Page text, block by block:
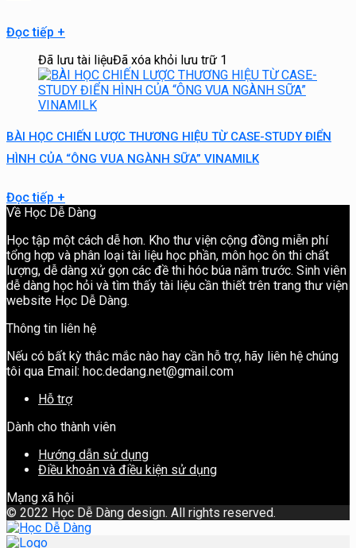
Đọc tiếp +
Đã lưu tài liệuĐã xóa khỏi lưu trữ 1
BÀI HỌC CHIẾN LƯỢC THƯƠNG HIỆU TỪ CASE-STUDY ĐIỂN
HÌNH CỦA “ÔNG VUA NGÀNH SỮA” VINAMILK
Đọc tiếp +
Về Học Dễ Dàng
Học tập một cách dễ hơn. Kho thư viện cộng đồng miễn phí
tổng hợp và phân loại tài liệu học phần, môn học ôn thi chất
lượng, dễ dàng xử gọn các đề thi hóc búa năm trước. Sinh viên
dễ dàng học hỏi và tìm thấy tài liệu cần thiết trên trang thư viện
website Học Dễ Dàng.
Thông tin liên hệ
Nếu có bất kỳ thắc mắc nào hay cần hỗ trợ, hãy liên hệ chúng
tôi qua Email: hoc.dedang.net@gmail.com
Hỗ trợ
Dành cho thành viên
Hướng dẫn sử dụng
Điều khoản và điều kiện sử dụng
Mạng xã hội
© 2022 Học Dễ Dàng design. All rights reserved.